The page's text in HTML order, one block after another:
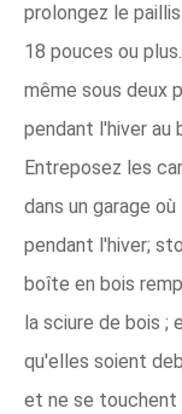
prolongez le
18 pouces ou
même sous deux
pendant l'hiver au
Entreposez les
dans un garage
pendant l'hiver;
boîte en bois
la sciure de bois ;
qu'elles soient
et ne se touchent